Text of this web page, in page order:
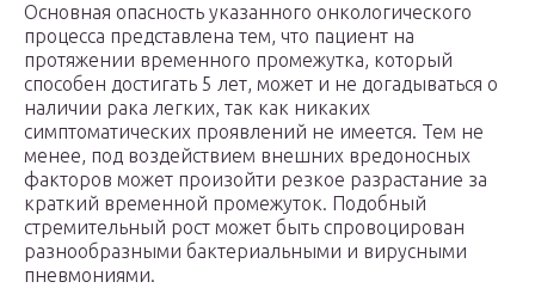
Основная опасность указанного онкологического
процесса представлена тем, что пациент на
протяжении временного промежутка, который
способен достигать 5 лет, может и не догадываться о
наличии рака легких, так как никаких
симптоматических проявлений не имеется. Тем не
менее, под воздействием внешних вредоносных
факторов может произойти резкое разрастание за
краткий временной промежуток. Подобный
стремительный рост может быть спровоцирован
разнообразными бактериальными и вирусными
пневмониями.